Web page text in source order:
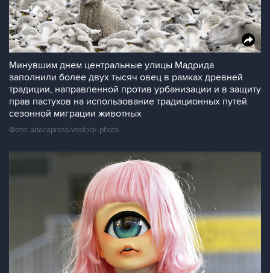
Минувшим днем центральные улицы Мадрида
заполнили более двух тысяч овец в рамках древней
традиции, направленной против урбанизации и в защиту
прав пастухов на использование традиционных путей
сезонной миграции животных
Фото: abacapress/vostock-photo